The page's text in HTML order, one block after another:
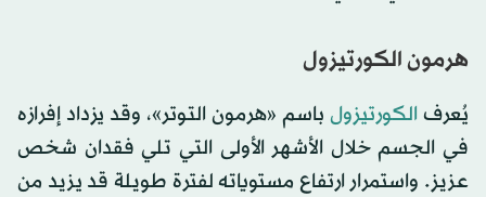
هرمون الكورتيزول
يُعرف الكورتيزول باسم «هرمون التوتر»، وقد يزداد إفرازه
في الجسم خلال الأشهر الأولى التي تلي فقدان شخص
عزيز. واستمرار ارتفاع مستوياته لفترة طويلة قد يزيد من